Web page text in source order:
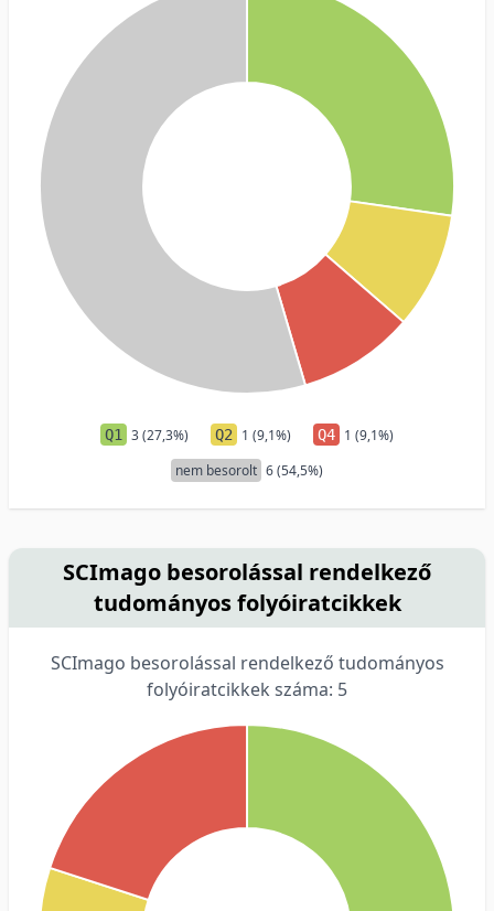
Q1 3 (27,3%) Q2 1 (9,1%) Q4 1 (9,1%)
nem besorolt 6 (54,5%)
SCImago besorolással rendelkező
tudományos folyóiratcikkek
SCImago besorolással rendelkező tudományos
folyóiratcikkek száma: 5